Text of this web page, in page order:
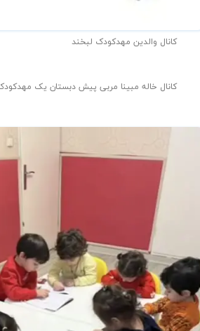
کانال والدین مهدکودک لبخند
کانال خاله مبینا مربی پیش دبستان یک